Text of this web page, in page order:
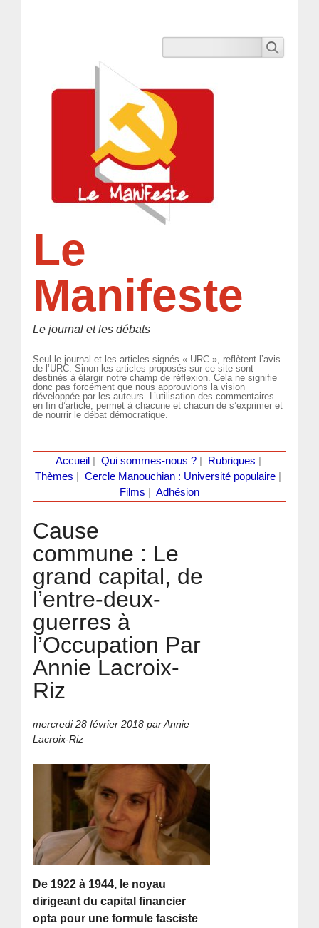
Le
Manifeste
Le journal et les débats
Seul le journal et les articles signés « URC », reflètent l’avis
de l’URC. Sinon les articles proposés sur ce site sont
destinés à élargir notre champ de réflexion. Cela ne signifie
donc pas forcément que nous approuvions la vision
développée par les auteurs. L’utilisation des commentaires
en fin d’article, permet à chacune et chacun de s’exprimer et
de nourrir le débat démocratique.
Accueil Qui sommes-nous ?| Rubriques
Thèmes
Cercle Manouchian : Université populaire
Films
Adhésion
Cause
commune : Le
grand capital, de
l’entre-deux-
guerres à
l’Occupation Par
Annie Lacroix-
Riz
mercredi 28 février 2018 par Annie
Lacroix-Riz
De 1922 à 1944, le noyau
dirigeant du capital financier
opta pour une formule fasciste